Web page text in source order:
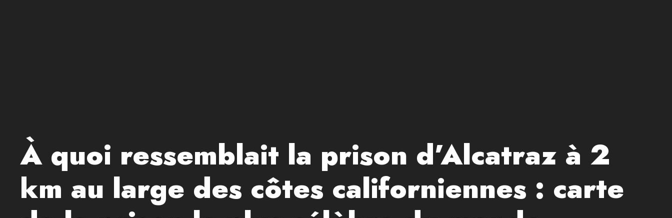
À quoi ressemblait la prison d’Alcatraz à 2
km au large des côtes californiennes : carte